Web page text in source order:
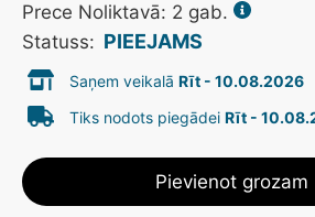
Prece Noliktavā: 2 gab.
Statuss: PIEEJAMS
Saņem veikalā Rīt - 10.08.2026
Tiks nodots piegādei Rīt -
Pievienot grozam